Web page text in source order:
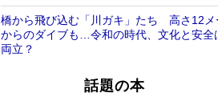
橋から飛び込む「川ガキ」たち 高さ12メ
からのダイブも…令和の時代、文化と安全
両立？
話題の本